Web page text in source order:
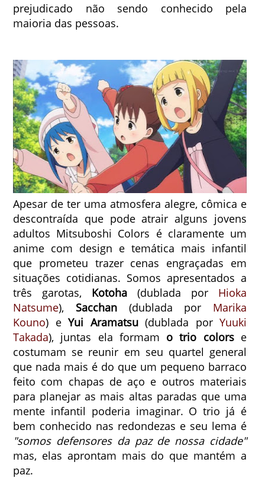
prejudicado não sendo conhecido pela
maioria das pessoas.
Apesar de ter uma atmosfera alegre, cômica e
descontraída que pode atrair alguns jovens
adultos Mitsuboshi Colors é claramente um
anime com design e temática mais infantil
que prometeu trazer cenas engraçadas em
situações cotidianas. Somos apresentados a
três garotas, Kotoha (dublada por Hioka
Natsume), Sacchan(dublada por Marika
Kouno) eYui Aramatsu(dublada porYuuki
Takada), juntas ela formam o trio colorse
costumam se reunir em seu quartel general
que nada mais é do que um pequeno barraco
feito com chapas de aço e outros materiais
para planejar as mais altas paradas que uma
mente infantil poderia imaginar. O trio já é
bem conhecido nas redondezas e seu lema é
"somos defensores da paz de nossa cidade"
mas, elas aprontam mais do que mantém a
paz.